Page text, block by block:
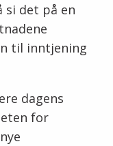
si det på en
til inntjening
dagens
for